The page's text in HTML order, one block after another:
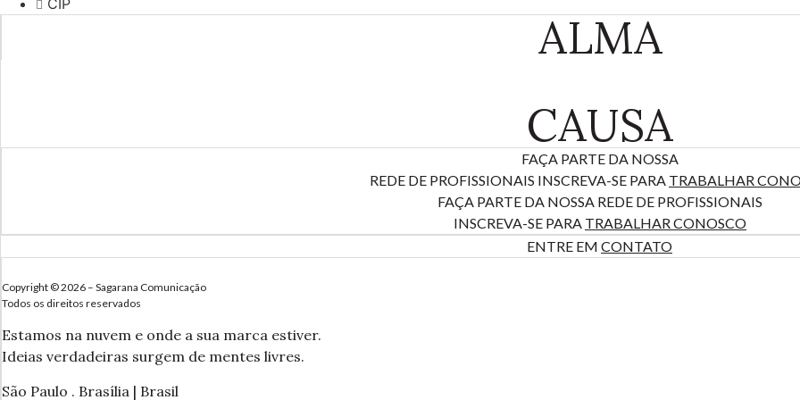
CIP
ALMA
CAUSA
FAÇA PARTE DA NOSSA
REDE DE PROFISSIONAIS INSCREVA-SE PARA TRABALHAR
FAÇA PARTE DA NOSSA REDE DE PROFISSIONAIS
INSCREVA-SE PARA TRABALHAR CONOSCO
ENTRE EM CONTATO
Copyright © 2026 – Sagarana Comunicação
Todos os direitos reservados
Estamos na nuvem e onde a sua marca estiver.
Ideias verdadeiras surgem de mentes livres.
São Paulo . Brasília | Brasil